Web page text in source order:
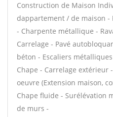
Construction de Maison
dappartement / de maison
- Charpente métallique -
Carrelage - Pavé
béton - Escaliers
Chape - Carrelage extérieur
oeuvre (Extension maison,
Chape fluide - Surélévation
de murs -